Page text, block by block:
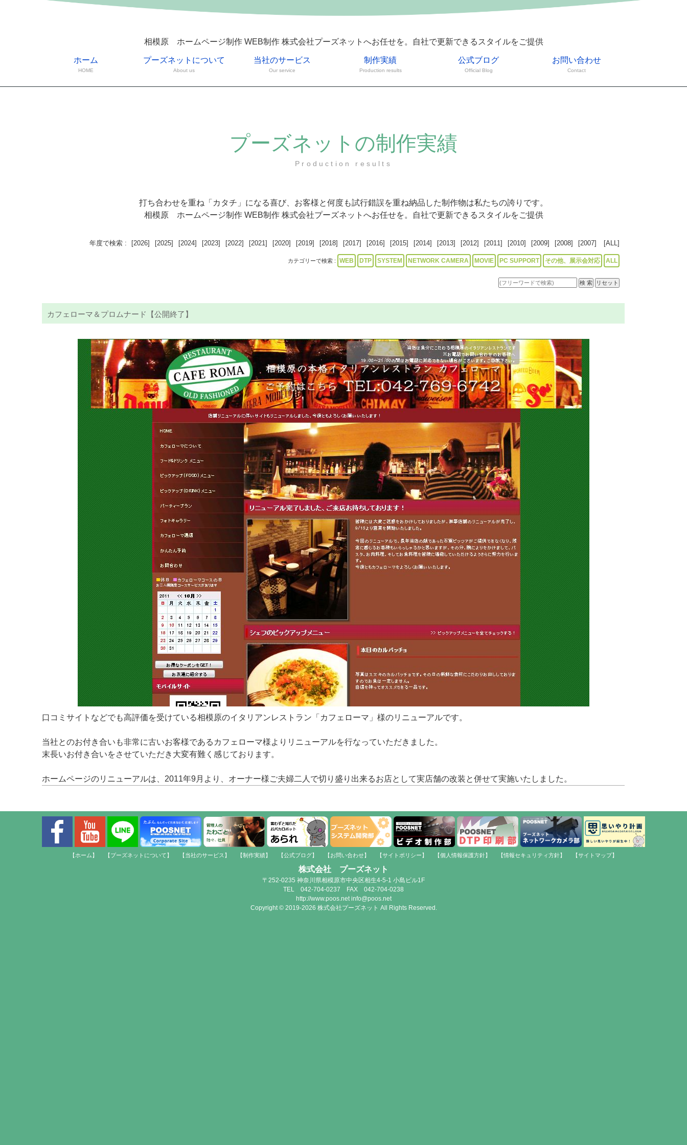
相模原 ホームページ制作 WEB制作 株式会社プーズネットへお任せを。自社で更新できるスタイルをご提供
ホーム
HOME
プーズネットについて
About us
当社のサービス
Our service
制作実績
Production results
公式ブログ
Official Blog
お問い合わせ
Contact
プーズネットの制作実績
Production results
打ち合わせを重ね「カタチ」になる喜び、お客様と何度も試行錯誤を重ね納品した制作物は私たちの誇りです。
相模原 ホームページ制作 WEB制作 株式会社プーズネットへお任せを。自社で更新できるスタイルをご提供
年度で検索 : [2026] [2025] [2024] [2023] [2022] [2021] [2020] [2019] [2018] [2017] [2016] [2015] [2014] [2013] [2012] [2011] [2010] [2009] [2008] [2007] [ALL]
カテゴリーで検索 : WEB DTP SYSTEM NETWORK CAMERA MOVIE PC SUPPORT その他、展示会対応 ALL
カフェローマ＆プロムナード【公開終了】
口コミサイトなどでも高評価を受けている相模原のイタリアンレストラン「カフェローマ」様のリニューアルです。
当社とのお付き合いも非常に古いお客様であるカフェローマ様よりリニューアルを行なっていただきました。
末長いお付き合いをさせていただき大変有難く感じております。
ホームページのリニューアルは、2011年9月より、オーナー様ご夫婦二人で切り盛り出来るお店として実店舗の改装と併せて実施いたしました。
【ホーム】 【プーズネットについて】 【当社のサービス】 【制作実績】 【公式ブログ】 【お問い合わせ】 【サイトポリシー】 【個人情報保護方針】 【情報セキュリティ方針】 【サイトマップ】
株式会社 プーズネット
〒252-0235 神奈川県相模原市中央区相生4-5-1 小島ビル1F
TEL 042-704-0237 FAX 042-704-0238
http://www.poos.net info@poos.net
Copyright © 2019-2026 株式会社プーズネット All Rights Reserved.